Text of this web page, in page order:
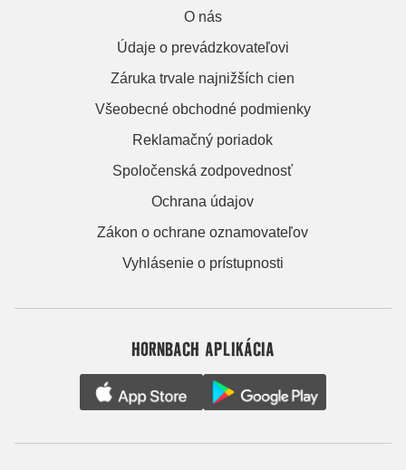
O nás
Údaje o prevádzkovateľovi
Záruka trvale najnižších cien
Všeobecné obchodné podmienky
Reklamačný poriadok
Spoločenská zodpovednosť
Ochrana údajov
Zákon o ochrane oznamovateľov
Vyhlásenie o prístupnosti
HORNBACH APLIKÁCIA